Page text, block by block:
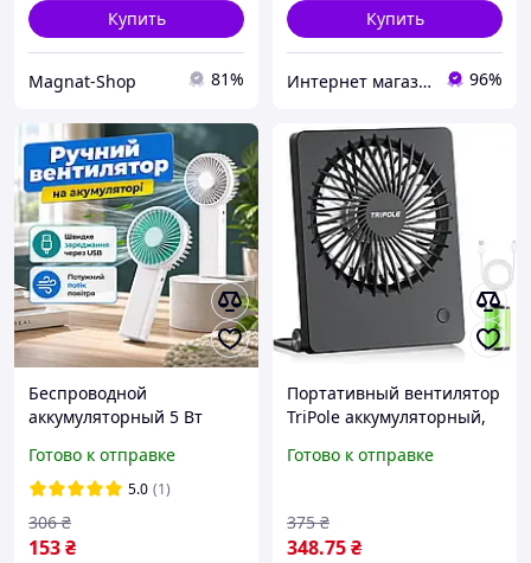
Купить
Magnat-Shop 81%
Купить
Интернет магазин «Tehnos» 🛒 Лучшие цены! 💯 Быстрая отправка! 🚀 96%
Беспроводной
аккумуляторный 5 Вт
portable fan с 2-мя
скоростями Ручной USB
вентилятор для прогулок
Готово к отправке
5.0 (1)
153₴
306 ₴
Портативный вентилятор
TriPole аккумуляторный,
скорости, складной 180°
Готово к отправке
348.75₴
375 ₴